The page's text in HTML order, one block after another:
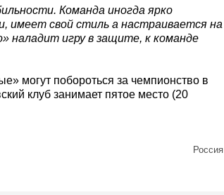
Команда иногда ярко
имеет свой стиль а настраивается на
наладит игру в защите, к команде
могут побороться за чемпионство в
клуб занимает пятое место (20
Россия